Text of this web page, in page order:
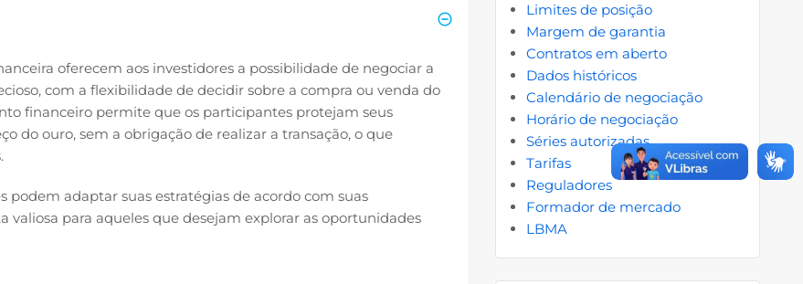
oferecem aos investidores a possibilidade de negociar a
com a flexibilidade de decidir sobre a compra ou venda do
financeiro permite que os participantes protejam seus
do ouro, sem a obrigação de realizar a transação, o que
podem adaptar suas estratégias de acordo com suas
para aqueles que desejam explorar as oportunidades
Limites de posição
Margem de garantia
Contratos em aberto
Dados históricos
Calendário de negociação
Horário de negociação
Séries autorizadas
Tarifas
Reguladores
Formador de mercado
LBMA